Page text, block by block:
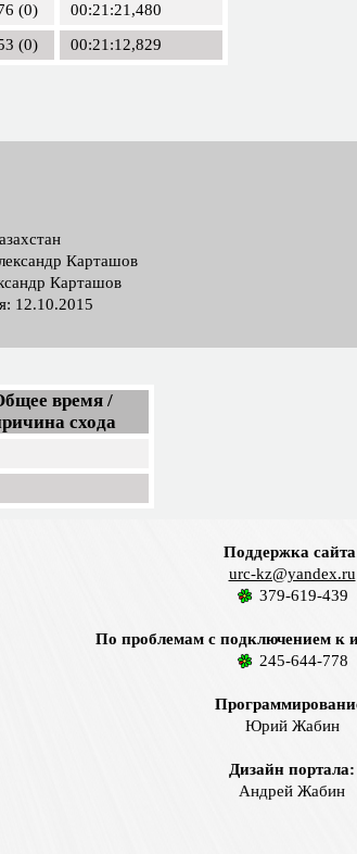
(0)
00:21:21,480
(0) 00:21:12,829
Карташов
Карташов
12.10.2015
время /
схода
Поддержка
urc-kz@yandex.ru
379-619-439
По проблемам с подключением к
245-644-778
Юрий Жабин
Дизайн портала:
Андрей Жабин